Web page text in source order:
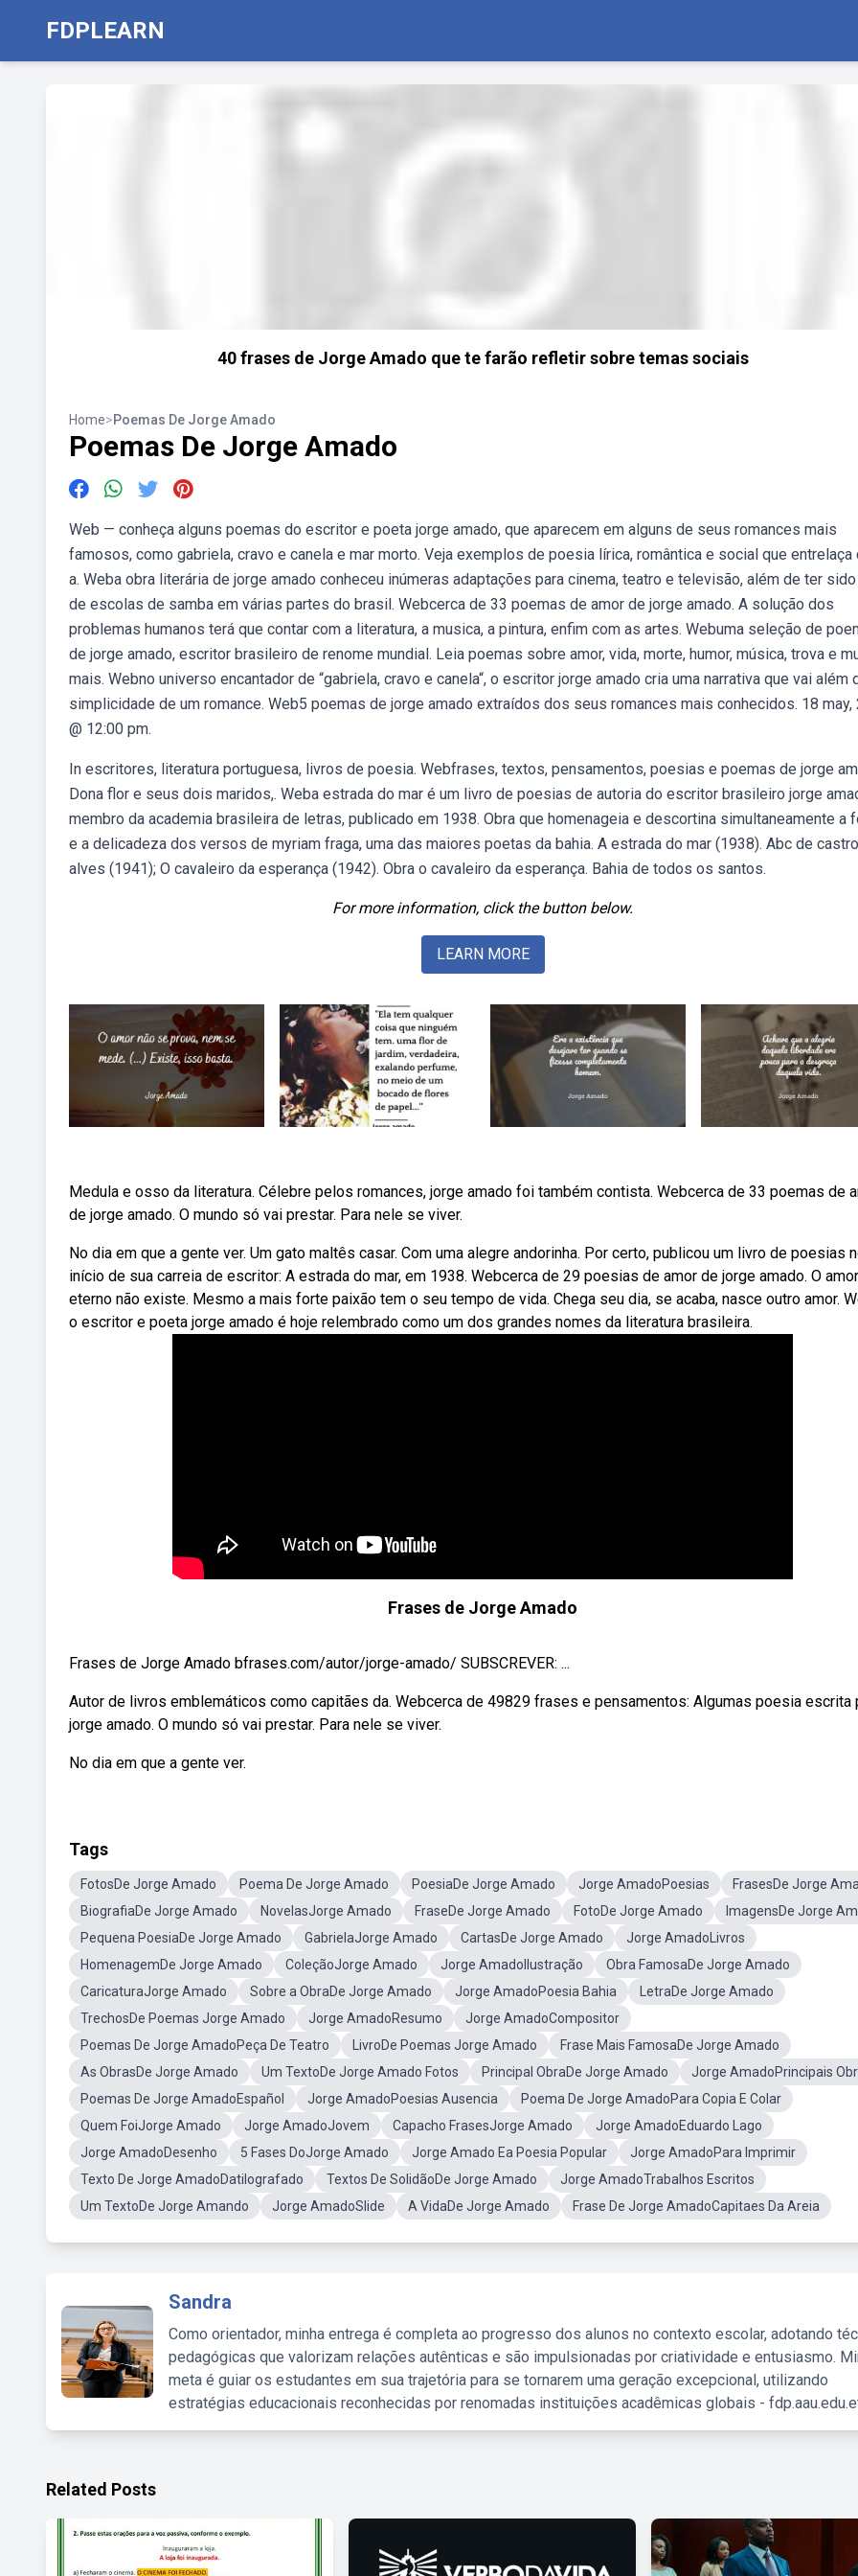
FDPLEARN
40 frases de Jorge Amado que te farão refletir sobre temas sociais
Home>Poemas De Jorge Amado
Poemas De Jorge Amado
Web — conheça alguns poemas do escritor e poeta jorge amado, que aparecem em alguns de seus romances mais
famosos, como gabriela, cravo e canela e mar morto. Veja exemplos de poesia lírica, romântica e social que entrelaça
a. Weba obra literária de jorge amado conheceu inúmeras adaptações para cinema, teatro e televisão, além de ter
de escolas de samba em várias partes do brasil. Webcerca de 33 poemas de amor de jorge amado. A solução dos
problemas humanos terá que contar com a literatura, a musica, a pintura, enfim com as artes. Webuma seleção de
de jorge amado, escritor brasileiro de renome mundial. Leia poemas sobre amor, vida, morte, humor, música, trova e
mais. Webno universo encantador de “gabriela, cravo e canela“, o escritor jorge amado cria uma narrativa que vai além
simplicidade de um romance. Web5 poemas de jorge amado extraídos dos seus romances mais conhecidos. 18 may,
@ 12:00 pm.
In escritores, literatura portuguesa, livros de poesia. Webfrases, textos, pensamentos, poesias e poemas de jorge
Dona flor e seus dois maridos,. Weba estrada do mar é um livro de poesias de autoria do escritor brasileiro jorge
membro da academia brasileira de letras, publicado em 1938. Obra que homenageia e descortina simultaneamente a
e a delicadeza dos versos de myriam fraga, uma das maiores poetas da bahia. A estrada do mar (1938). Abc de castro
alves (1941); O cavaleiro da esperança (1942). Obra o cavaleiro da esperança. Bahia de todos os santos.
For more information, click the button below.
LEARN MORE
Medula e osso da literatura. Célebre pelos romances, jorge amado foi também contista. Webcerca de 33 poemas de
de jorge amado. O mundo só vai prestar. Para nele se viver.
No dia em que a gente ver. Um gato maltês casar. Com uma alegre andorinha. Por certo, publicou um livro de poesias
início de sua carreia de escritor: A estrada do mar, em 1938. Webcerca de 29 poesias de amor de jorge amado. O amor
eterno não existe. Mesmo a mais forte paixão tem o seu tempo de vida. Chega seu dia, se acaba, nasce outro amor.
o escritor e poeta jorge amado é hoje relembrado como um dos grandes nomes da literatura brasileira.
Frases de Jorge Amado
Frases de Jorge Amado bfrases.com/autor/jorge-amado/ SUBSCREVER: ...
Autor de livros emblemáticos como capitães da. Webcerca de 49829 frases e pensamentos: Algumas poesia escrita
jorge amado. O mundo só vai prestar. Para nele se viver.
No dia em que a gente ver.
Tags
FotosDe Jorge Amado Poema De Jorge Amado PoesiaDe Jorge Amado Jorge AmadoPoesias
FrasesDe Jorge
BiografiaDe Jorge Amado
NovelasJorge Amado FraseDe Jorge Amado FotoDe Jorge Amado
ImagensDe Jorge
Pequena PoesiaDe Jorge Amado
GabrielaJorge Amado CartasDe Jorge Amado
Jorge AmadoLivros
HomenagemDe Jorge Amado
ColeçãoJorge Amado Jorge AmadoIlustração
Obra FamosaDe Jorge Amado
CaricaturaJorge Amado
Sobre a ObraDe Jorge Amado Jorge AmadoPoesia Bahia
LetraDe Jorge Amado
TrechosDe Poemas Jorge Amado
Jorge AmadoResumo
Jorge AmadoCompositor
Poemas De Jorge AmadoPeça De Teatro
LivroDe Poemas Jorge Amado
Frase Mais FamosaDe Jorge Amado
As ObrasDe Jorge Amado
Um TextoDe Jorge Amado Fotos Principal ObraDe Jorge Amado
Jorge AmadoPrincipais
Poemas De Jorge AmadoEspañol
Jorge AmadoPoesias Ausencia
Poema De Jorge AmadoPara Copia E Colar
Quem FoiJorge Amado
Jorge AmadoJovem Capacho FrasesJorge Amado
Jorge AmadoEduardo Lago
Jorge AmadoDesenho
5 Fases DoJorge Amado Jorge Amado Ea Poesia Popular
Jorge AmadoPara Imprimir
Texto De Jorge AmadoDatilografado
Textos De SolidãoDe Jorge Amado
Jorge AmadoTrabalhos Escritos
Um TextoDe Jorge Amando
Jorge AmadoSlide A VidaDe Jorge Amado Frase De Jorge AmadoCapitaes Da Areia
Sandra
Como orientador, minha entrega é completa ao progresso dos alunos no contexto escolar, adotando
pedagógicas que valorizam relações autênticas e são impulsionadas por criatividade e entusiasmo.
meta é guiar os estudantes em sua trajetória para se tornarem uma geração excepcional, utilizando
estratégias educacionais reconhecidas por renomadas instituições acadêmicas globais -
Related Posts